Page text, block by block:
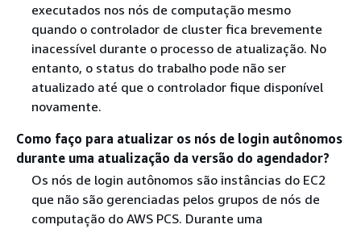
executados nos nós de computação mesmo
quando o controlador de cluster fica brevemente
inacessível durante o processo de atualização. No
entanto, o status do trabalho pode não ser
atualizado até que o controlador fique disponível
novamente.
Como faço para atualizar os nós de login autônomos
durante uma atualização da versão do agendador?
Os nós de login autônomos são instâncias do EC2
que não são gerenciadas pelos grupos de nós de
computação do AWS PCS. Durante uma